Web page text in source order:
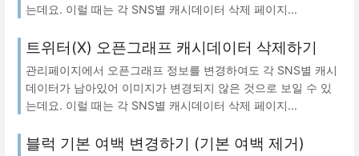
는데요. 이럴 때는 각 SNS별 캐시데이터 삭제 페이지...
트위터(X) 오픈그래프 캐시데이터 삭제하기
관리페이지에서 오픈그래프 정보를 변경하여도 각 SNS별 캐시
데이터가 남아있어 이미지가 변경되지 않은 것으로 보일 수 있
는데요. 이럴 때는 각 SNS별 캐시데이터 삭제 페이지...
블럭 기본 여백 변경하기 (기본 여백 제거)